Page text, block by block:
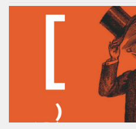
Eventos
Núcleos de Atividades
Acadêmico
Graduação